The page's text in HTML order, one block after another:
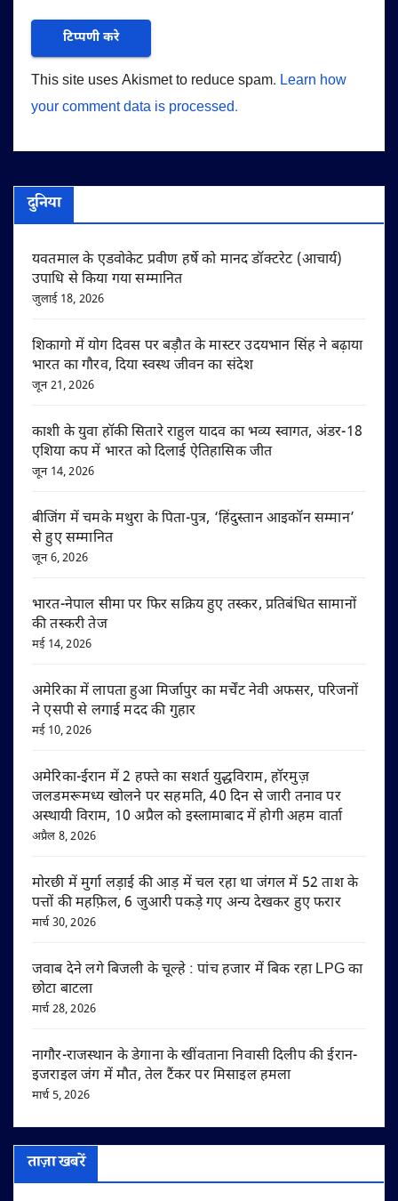
This site uses Akismet to reduce spam. Learn how
your comment data is processed.
दुनिया
यवतमाल के एडवोकेट प्रवीण हर्षे को मानद डॉक्टरेट (आचार्य)
उपाधि से किया गया सम्मानित
जुलाई 18, 2026
शिकागो में योग दिवस पर बड़ौत के मास्टर उदयभान सिंह ने बढ़ाया
भारत का गौरव, दिया स्वस्थ जीवन का संदेश
जून 21, 2026
काशी के युवा हॉकी सितारे राहुल यादव का भव्य स्वागत, अंडर-18
एशिया कप में भारत को दिलाई ऐतिहासिक जीत
जून 14, 2026
बीजिंग में चमके मथुरा के पिता-पुत्र, ‘हिंदुस्तान आइकॉन सम्मान’
से हुए सम्मानित
जून 6, 2026
भारत-नेपाल सीमा पर फिर सक्रिय हुए तस्कर, प्रतिबंधित सामानों
की तस्करी तेज
मई 14, 2026
अमेरिका में लापता हुआ मिर्जापुर का मर्चेंट नेवी अफसर, परिजनों
ने एसपी से लगाई मदद की गुहार
मई 10, 2026
अमेरिका-ईरान में 2 हफ्ते का सशर्त युद्धविराम, हॉरमुज़
जलडमरूमध्य खोलने पर सहमति, 40 दिन से जारी तनाव पर
अस्थायी विराम, 10 अप्रैल को इस्लामाबाद में होगी अहम वार्ता
अप्रैल 8, 2026
मोरछी में मुर्गा लड़ाई की आड़ में चल रहा था जंगल में 52 ताश के
पत्तों की महफ़िल, 6 जुआरी पकड़े गए अन्य देखकर हुए फरार
मार्च 30, 2026
जवाब देने लगे बिजली के चूल्हे : पांच हजार में बिक रहा LPG का
छोटा बाटला
मार्च 28, 2026
नागौर-राजस्थान के डेगाना के खींवताना निवासी दिलीप की ईरान-
इजराइल जंग में मौत, तेल टैंकर पर मिसाइल हमला
मार्च 5, 2026
ताज़ा खबरें